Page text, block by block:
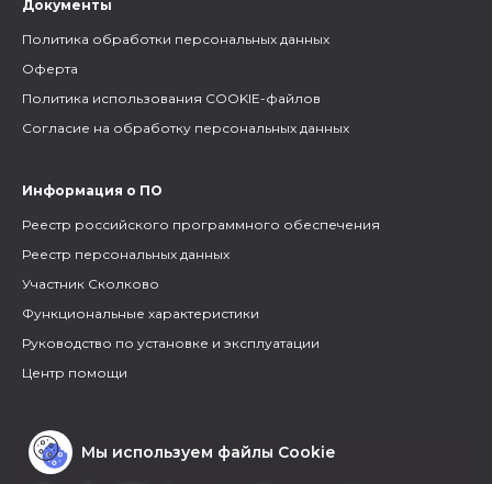
Документы
Политика обработки персональных данных
Оферта
Политика использования COOKIE-файлов
Согласие на обработку персональных данных
Информация о ПО
Реестр российского программного обеспечения
Реестр персональных данных
Участник Сколково
Функциональные характеристики
Руководство по установке и эксплуатации
Центр помощи
Мы используем файлы Cookie